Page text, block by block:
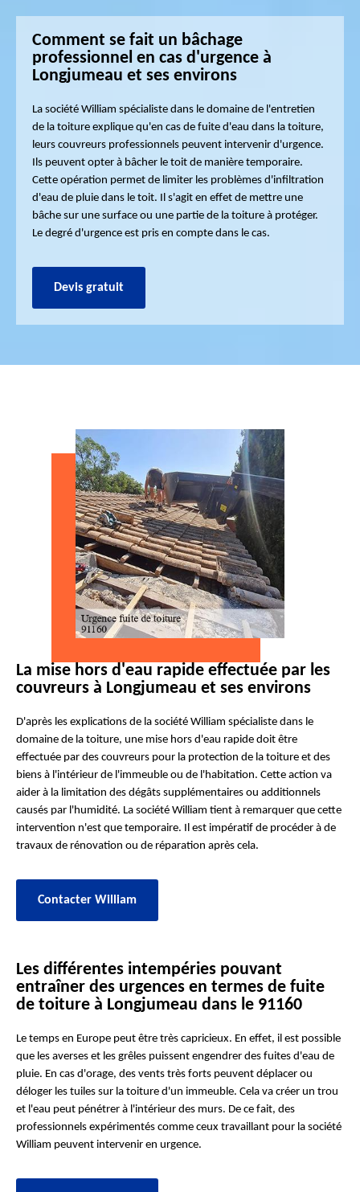
Comment se fait un bâchage
professionnel en cas d'urgence à
Longjumeau et ses environs
La société William spécialiste dans le domaine de l'entretien
de la toiture explique qu'en cas de fuite d'eau dans la toiture,
leurs couvreurs professionnels peuvent intervenir d'urgence.
Ils peuvent opter à bâcher le toit de manière temporaire.
Cette opération permet de limiter les problèmes d'infiltration
d'eau de pluie dans le toit. Il s'agit en effet de mettre une
bâche sur une surface ou une partie de la toiture à protéger.
Le degré d'urgence est pris en compte dans le cas.
Devis gratuit
La mise hors d'eau rapide effectuée par les
couvreurs à Longjumeau et ses environs
D'après les explications de la société William spécialiste dans le
domaine de la toiture, une mise hors d'eau rapide doit être
effectuée par des couvreurs pour la protection de la toiture et des
biens à l'intérieur de l'immeuble ou de l'habitation. Cette action va
aider à la limitation des dégâts supplémentaires ou additionnels
causés par l'humidité. La société William tient à remarquer que cette
intervention n'est que temporaire. Il est impératif de procéder à de
travaux de rénovation ou de réparation après cela.
Contacter William
Les différentes intempéries pouvant
entraîner des urgences en termes de fuite
de toiture à Longjumeau dans le 91160
Le temps en Europe peut être très capricieux. En effet, il est possible
que les averses et les grêles puissent engendrer des fuites d'eau de
pluie. En cas d'orage, des vents très forts peuvent déplacer ou
déloger les tuiles sur la toiture d'un immeuble. Cela va créer un trou
et l'eau peut pénétrer à l'intérieur des murs. De ce fait, des
professionnels expérimentés comme ceux travaillant pour la société
William peuvent intervenir en urgence.